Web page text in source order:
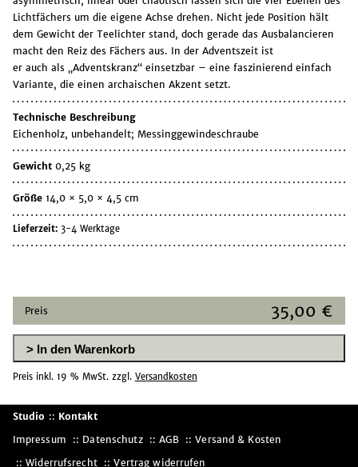
Lichtfächers um die eigene Achse drehen. Nicht jede Position hält
dem Gewicht der Teelichter stand, doch gerade das Ausbalancieren
macht den Reiz des Fächers aus. In der Adventszeit ist
er auch als „Adventskranz“ einsetzbar – eine faszinierend einfach
Variante, die einen archaischen Akzent setzt.
Technische Beschreibung
Eichenholz, unbehandelt; Messinggewindeschraube
Gewicht 0,25 kg
Größe 14,0 × 5,0 × 4,5 cm
Lieferzeit: 3-4 Werktage
Preis 35,00 €
In den Warenkorb
Preis inkl. 19 % MwSt. zzgl. Versandkosten
Studio :: Kontakt
Impressum
Datenschutz AGB
Versand & Kosten
Widerrufsrecht
Vertrag widerrufen